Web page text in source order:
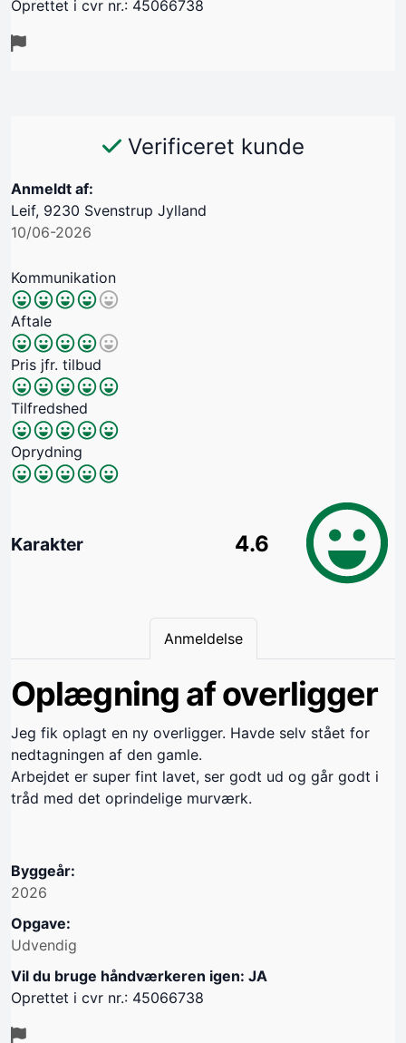
Oprettet i cvr nr.: 45066738
Verificeret kunde
Anmeldt af:
Leif, 9230 Svenstrup Jylland
10/06-2026
Kommunikation
Aftale
Pris jfr. tilbud
Tilfredshed
Oprydning
Karakter 4.6
Anmeldelse
Oplægning af overligger
Jeg fik oplagt en ny overligger. Havde selv stået for
nedtagningen af den gamle.
Arbejdet er super fint lavet, ser godt ud og går godt i
tråd med det oprindelige murværk.
Byggeår:
2026
Opgave:
Udvendig
Vil du bruge håndværkeren igen: JA
Oprettet i cvr nr.: 45066738